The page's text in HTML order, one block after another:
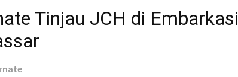
Tinjau JCH di Embarkasi